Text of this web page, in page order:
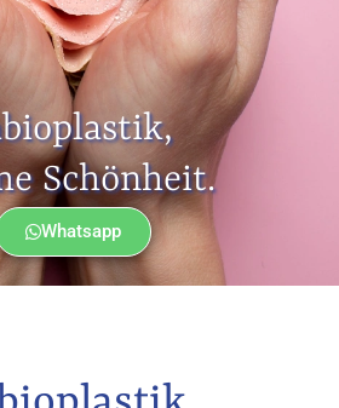
Schönheit.
Whatsapp